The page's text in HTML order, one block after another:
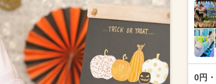
0円